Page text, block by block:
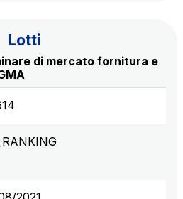
Valle d’Aosta S.p.A.
p.A.
Lotti
di mercato fornitura e